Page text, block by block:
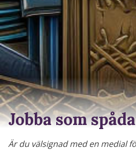
Jobba som
Är du välsignad med en medial